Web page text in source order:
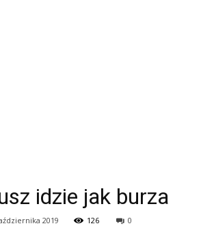
idzie jak burza
2019 126 0